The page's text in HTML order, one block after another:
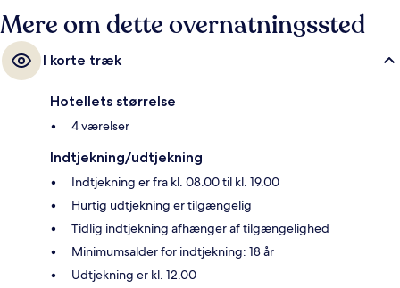
Mere om dette overnatningssted
I korte træk
Hotellets størrelse
4 værelser
Indtjekning/udtjekning
Indtjekning er fra kl. 08.00 til kl. 19.00
Hurtig udtjekning er tilgængelig
Tidlig indtjekning afhænger af tilgængelighed
Minimumsalder for indtjekning: 18 år
Udtjekning er kl. 12.00